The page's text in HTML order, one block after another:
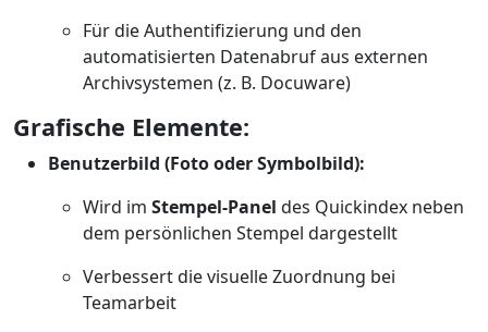
Für die Authentifizierung und den
automatisierten Datenabruf aus externen
Archivsystemen (z. B. Docuware)
Grafische Elemente:
Benutzerbild (Foto oder Symbolbild):
Wird im Stempel-Panel des Quickindex neben
dem persönlichen Stempel dargestellt
Verbessert die visuelle Zuordnung bei
Teamarbeit